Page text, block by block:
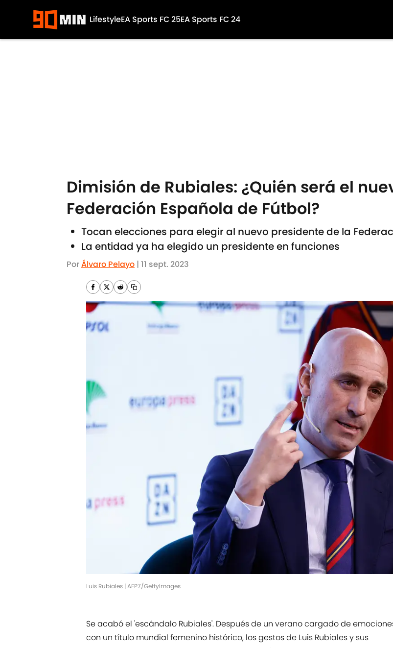
LifestyleEA Sports FC 25EA Sports FC 24
Dimisión de Rubiales: ¿Quién será el
Federación Española de Fútbol?
Tocan elecciones para elegir al nuevo presidente de la
La entidad ya ha elegido un presidente en funciones
PorÁlvaro Pelayo | 11 sept. 2023
Luis Rubiales | AFP7/GettyImages
Se acabó el 'escándalo Rubiales'. Después de un verano cargado de
con un título mundial femenino histórico, los gestos de Luis Rubiales y sus